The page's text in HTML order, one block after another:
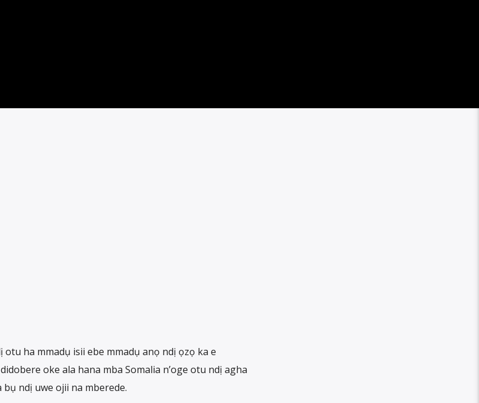
ha mmadụ isii ebe mmadụ anọ ndị ọzọ ka e
oke ala hana mba Somalia n’oge otu ndị agha
ndị uwe ojii na mberede.